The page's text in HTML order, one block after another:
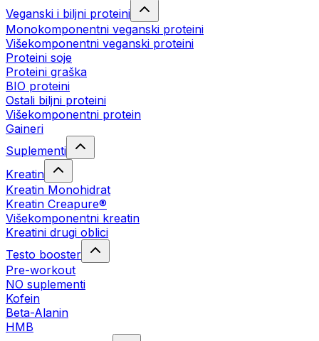
Veganski i biljni proteini
Monokomponentni veganski proteini
Višekomponentni veganski proteini
Proteini soje
Proteini graška
BIO proteini
Ostali biljni proteini
Višekomponentni protein
Gaineri
Suplementi
Kreatin
Kreatin Monohidrat
Kreatin Creapure®
Višekomponentni kreatin
Kreatini drugi oblici
Testo booster
Pre-workout
NO suplementi
Kofein
Beta-Alanin
HMB